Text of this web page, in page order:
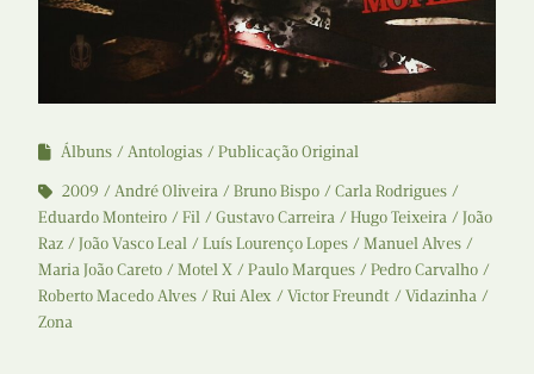
Álbuns Antologias
Publicação Original
2009
André Oliveira Bruno Bispo
Carla Rodrigues
Eduardo Monteiro
Fil Gustavo Carreira Hugo Teixeira
João
Raz
João Vasco Leal Luís Lourenço Lopes
Manuel Alves
Maria João Careto
Motel X Paulo Marques
Pedro Carvalho
Roberto Macedo Alves
Rui Alex Victor Freundt
Vidazinha
Zona